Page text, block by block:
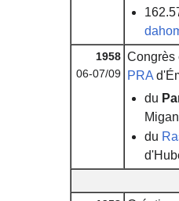
1958
06-07/09
Congrès
PRA
du
du